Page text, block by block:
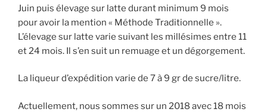
Juin puis élevage sur latte durant minimum 9 mois
pour avoir la mention « Méthode Traditionnelle ».
L’élevage sur latte varie suivant les millésimes entre 11
et 24 mois. Il s’en suit un remuage et un dégorgement.
La liqueur d’expédition varie de 7 à 9 gr de sucre/litre.
Actuellement, nous sommes sur un 2018 avec 18 mois